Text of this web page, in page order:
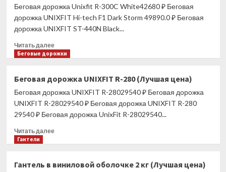
R-
320X
цена)
Беговая дорожка Unixfit R-300C White42680 ₽ Беговая
дорожка UNIXFIT Hi-tech F1 Dark Storm 49890.0 ₽ Беговая
дорожка UNIXFIT ST-440N Black...
Читать далееПрочитать
больше
дорожка
Unixfit
R-
White
(Лучшая
Беговые дорожки
Беговая дорожка UNIXFIT R-280 (Лучшая цена)
Беговая дорожка UNIXFIT R-28029540 ₽ Беговая дорожка
UNIXFIT R-28029540 ₽ Беговая дорожка UNIXFIT R-280
29540 ₽ Беговая дорожка UnixFit R-28029540...
Читать далееПрочитать
дорожка
Гантели
Гантель в виниловой оболочке 2 кг (Лучшая цена)